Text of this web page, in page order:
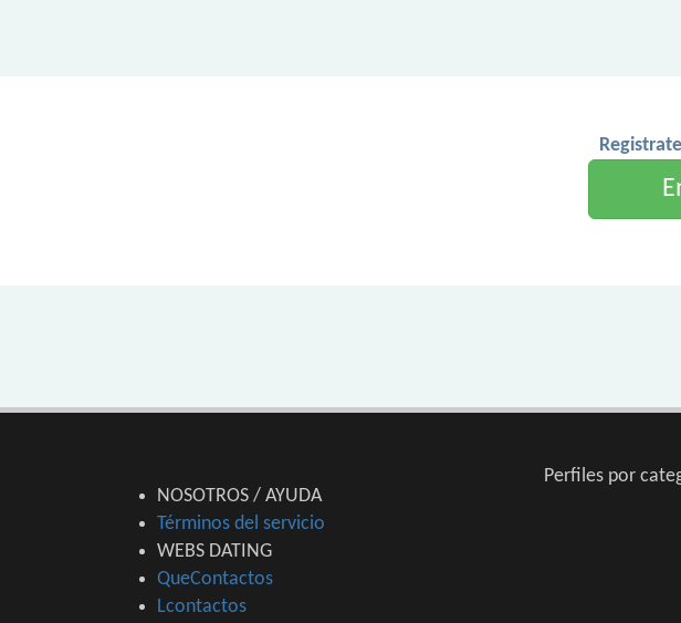
NOSOTROS / AYUDA
Términos del servicio
WEBS DATING
QueContactos
Lcontactos
Perfiles por